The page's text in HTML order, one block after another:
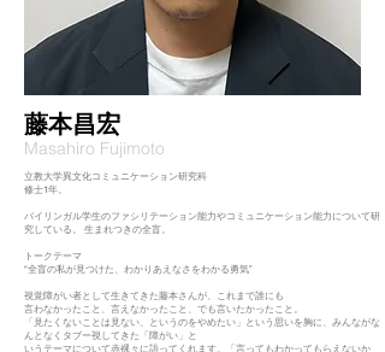
藤本昌宏​
立教大学異文化コミュニケーション研究科
修士1年。
バイリンガル学生のファシリテーション能力やコミュニケーション能力について研
究している。 生まれつきの全盲。
トークテーマ
“全盲の私が見つけた、わかりあえなさをわかる勇気”
視覚障がい者として生きてきた藤本さんが、これまで誰にも
言わなかったこと、言えなかったこと、でも言いたかったこと。
「見たくないことは見ない、というのをやめたい」という思いを胸に、みんながな
んとなくタブー視してきた「障がい」と
いうテーマについて赤裸々に語ってくれます。「言ってもわかってもらえないか
Masahiro Fujimoto​